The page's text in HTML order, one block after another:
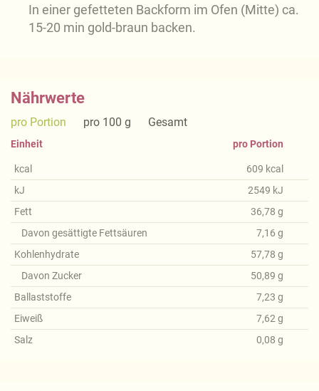
In einer gefetteten Backform im Ofen (Mitte) ca.
15-20 min gold-braun backen.
Nährwerte
pro Portion pro 100 g Gesamt
Einheit
kcal
kJ
Fett
Davon gesättigte Fettsäuren
Kohlenhydrate
Davon Zucker
Ballaststoffe
Eiweiß
Salz
pro Portion
609 kcal
2549 kJ
36,78 g
7,16 g
57,78 g
50,89 g
7,23 g
7,62 g
0,08 g